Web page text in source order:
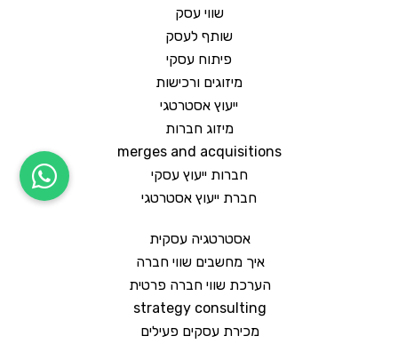
שווי עסק
שותף לעסק
פיתוח עסקי
מיזוגים ורכישות
ייעוץ אסטרטגי
מיזוג חברות
merges and acquisitions
חברות ייעוץ עסקי
חברת ייעוץ אסטרטגי
אסטרטגיה עסקית
איך מחשבים שווי חברה
הערכת שווי חברה פרטית
strategy consulting
מכירת עסקים פעילים